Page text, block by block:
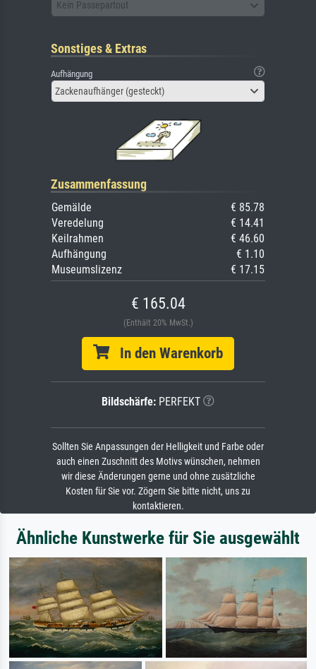
Kein Passepartout
Sonstiges & Extras
Aufhängung
Zackenaufhänger (gesteckt)
Zusammenfassung
Gemälde
€ 85.78
Veredelung
€ 14.41
Keilrahmen
€ 46.60
Aufhängung
€ 1.10
Museumslizenz
€ 17.15
€ 165.04
(Enthält 20% MwSt.)
In den Warenkorb
Bildschärfe: PERFEKT
Sollten Sie Anpassungen der Helligkeit und Farbe oder
auch einen Zuschnitt des Motivs wünschen, nehmen
wir diese Änderungen gerne und ohne zusätzliche
Kosten für Sie vor. Zögern Sie bitte nicht, uns zu
kontaktieren.
Ähnliche Kunstwerke für Sie ausgewählt